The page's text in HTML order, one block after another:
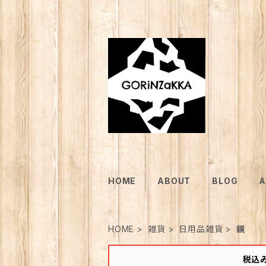
HOME ABOUT BLOG
HOME 雑貨 日用品雑貨 鏡
税込